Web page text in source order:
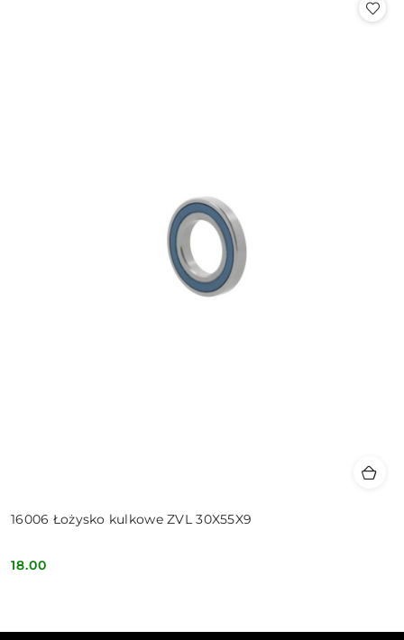
16006 Łożysko kulkowe ZVL 30X55X9
Cena:
18.00